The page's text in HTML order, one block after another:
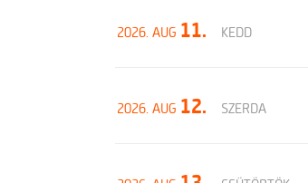
2026. AUG 11. KEDD
2026. AUG 12. SZERDA